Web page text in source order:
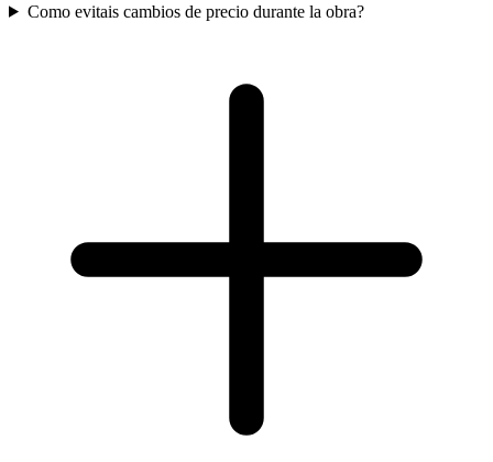
Como evitais cambios de precio durante la obra?